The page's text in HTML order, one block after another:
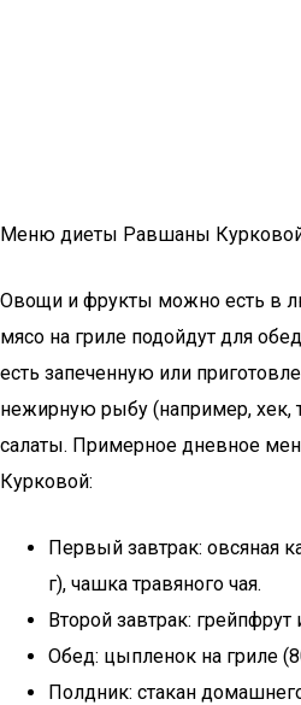
Меню диеты Равшаны
Овощи и фрукты можно есть в
мясо на гриле подойдут для
есть запеченную или
нежирную рыбу (например, хек,
салаты. Примерное дневное
Курковой:
Первый завтрак: овсяная
г), чашка травяного чая.
Второй завтрак: грейпфрут
Обед: цыпленок на гриле
Полдник: стакан